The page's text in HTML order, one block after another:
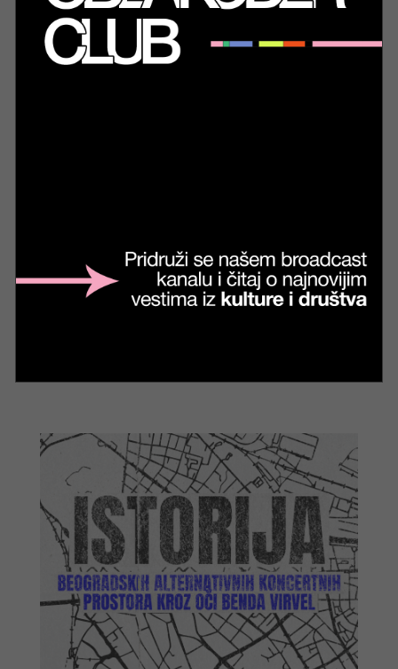
Biblioteka: Junakinje uprkos
Mar 31, 2026|Stepenice